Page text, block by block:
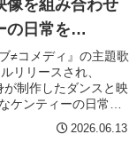
像を組み合わせ
の日常を…
≠コメディ』の主題歌
リリースされ、
制作したダンスと映
ケンティーの日常を
2026.06.13